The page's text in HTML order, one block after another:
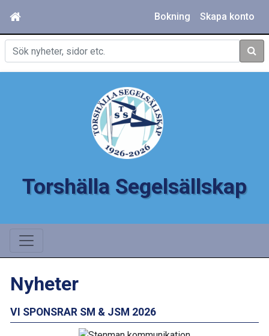
Bokning Skapa konto
Sök
Torshälla Segelsällskap
Nyheter
VI SPONSRAR SM & JSM 2026